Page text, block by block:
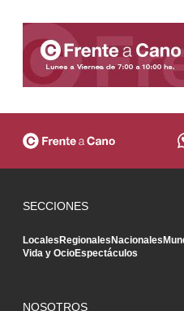
SECCIONES
LocalesRegionalesNacionales
Vida y OcioEspectáculos
NOSOTROS